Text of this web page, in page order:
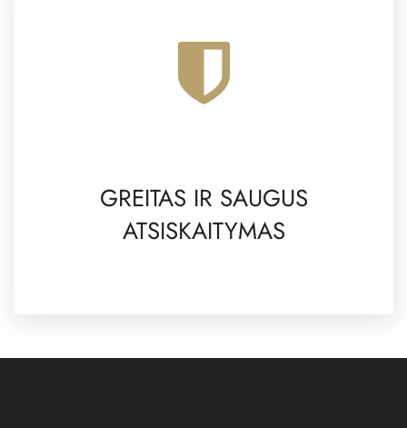
GREITAS IR SAUGUS
ATSISKAITYMAS